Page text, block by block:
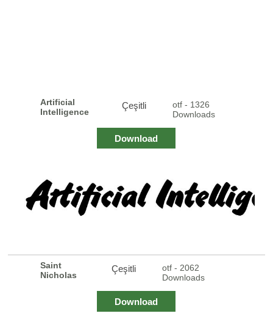
Artificial
Intelligence
Çeşitli
otf - 1326
Downloads
Download
Saint
Nicholas
Çeşitli
otf - 2062
Downloads
Download